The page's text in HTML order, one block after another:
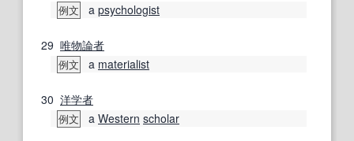
例文 a psychologist
29 唯物論者
例文 a materialist
30 洋学者
例文 a Western scholar